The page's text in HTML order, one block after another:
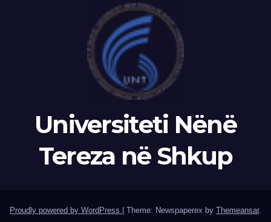
Universiteti Nënë
Tereza në Shkup
Proudly powered by WordPress Theme: Newspaperex by Themeansar.